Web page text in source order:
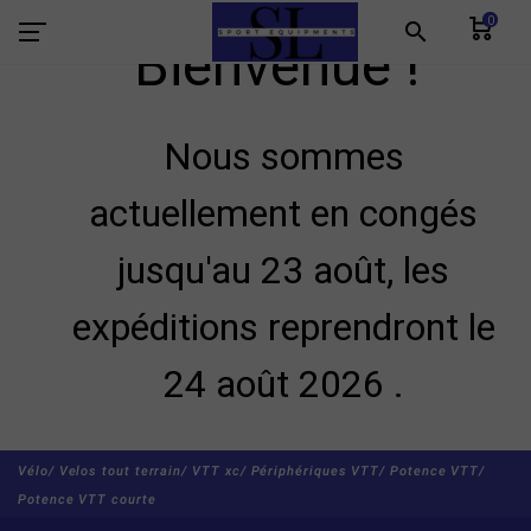
search 0
Bienvenue !
Nous sommes
actuellement en congés
jusqu'au 23 août, les
expéditions reprendront le
24 août 2026 .
Vélo/ Velos tout terrain/ VTT xc/ Périphériques VTT/ Potence VTT/
Potence VTT courte